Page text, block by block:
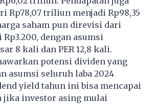
Rp78,07 triliun menjadi Rp98,35
saham pun direvisi dari
Rp3.200, dengan asumsi
8 kali dan PER 12,8 kali.
potensi dividen yang
asumsi seluruh laba 2024
yield tahun ini bisa mencapai
jika investor asing mulai